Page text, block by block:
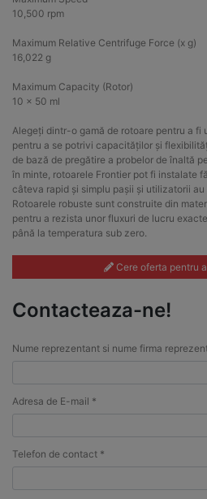
10,500 rpm
Maximum Relative Centrifuge Force (x g)
16,022 g
Maximum Capacity (Rotor)
10 x 50 ml
Alegeți dintr-o gamă de rotoare pentru a
pentru a se potrivi capacităților și
de bază de pregătire a probelor de înaltă
în minte, rotoarele Frontier pot fi instalate
câteva rapid și simplu pașii și utilizatorii
Rotoarele robuste sunt construite din
pentru a rezista unor fluxuri de lucru
până la temperatura sub zero.
Cere oferta pentru
Contacteaza-ne!
Nume reprezentant si nume firma
Adresa de E-mail *
Telefon de contact *